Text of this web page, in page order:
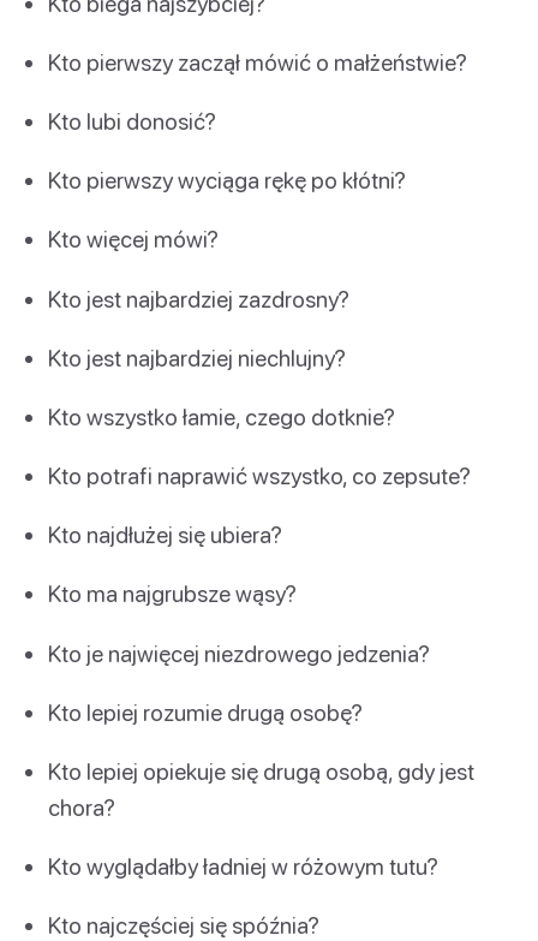
Kto pierwszy zaczął mówić o małżeństwie?
Kto lubi donosić?
Kto pierwszy wyciąga rękę po kłótni?
Kto więcej mówi?
Kto jest najbardziej zazdrosny?
Kto jest najbardziej niechlujny?
Kto wszystko łamie, czego dotknie?
Kto potrafi naprawić wszystko, co zepsute?
Kto najdłużej się ubiera?
Kto ma najgrubsze wąsy?
Kto je najwięcej niezdrowego jedzenia?
Kto lepiej rozumie drugą osobę?
Kto lepiej opiekuje się drugą osobą, gdy jest
chora?
Kto wyglądałby ładniej w różowym tutu?
Kto najczęściej się spóźnia?